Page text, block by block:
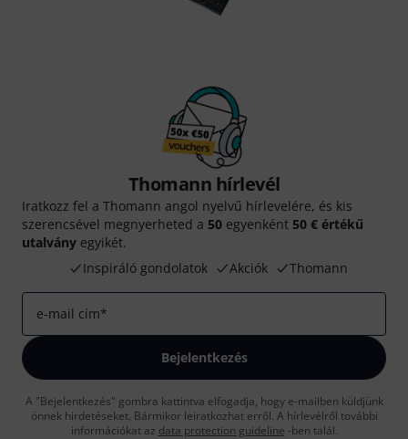
Thomann hírlevél
Iratkozz fel a Thomann angol nyelvű hírlevelére, és kis
szerencsével megnyerheted a 50 egyenként 50 € értékű
utalvány egyikét.
Inspiráló gondolatok
Akciók Thomann
e-mail cím*
Bejelentkezés
A "Bejelentkezés" gombra kattintva elfogadja, hogy e-mailben küldjünk
önnek hirdetéseket. Bármikor leiratkozhat erről. A hírlevélről további
információkat az data protection guideline -ben talál.